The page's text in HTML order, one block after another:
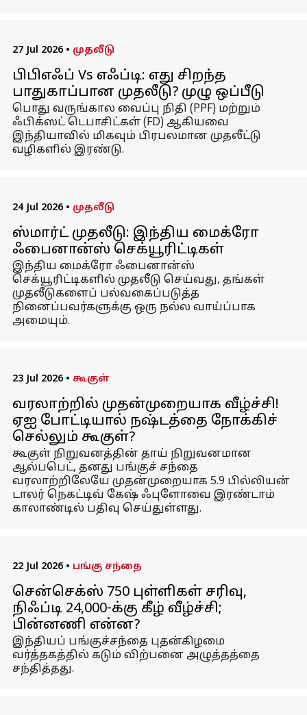
27 Jul 2026 • முதலீடு
பிபிஎஃப் Vs எஃப்டி: எது சிறந்த
பாதுகாப்பான முதலீடு? முழு ஒப்பீடு
பொது வருங்கால வைப்பு நிதி (PPF) மற்றும்
ஃபிக்ஸட் டெபாசிட்கள் (FD) ஆகியவை
இந்தியாவில் மிகவும் பிரபலமான முதலீட்டு
வழிகளில் இரண்டு.
24 Jul 2026 • முதலீடு
ஸ்மார்ட் முதலீடு: இந்திய மைக்ரோ
ஃபைனான்ஸ் செக்யூரிட்டிகள்
இந்திய மைக்ரோ ஃபைனான்ஸ்
செக்யூரிட்டிகளில் முதலீடு செய்வது, தங்கள்
முதலீடுகளைப் பல்வகைப்படுத்த
நினைப்பவர்களுக்கு ஒரு நல்ல வாய்ப்பாக
அமையும்.
23 Jul 2026 • கூகுள்
வரலாற்றில் முதன்முறையாக வீழ்ச்சி!
ஏஐ போட்டியால் நஷ்டத்தை நோக்கிச்
செல்லும் கூகுள்?
கூகுள் நிறுவனத்தின் தாய் நிறுவனமான
ஆல்பபெட், தனது பங்குச் சந்தை
வரலாற்றிலேயே முதன்முறையாக 5.9 பில்லியன்
டாலர் நெகட்டிவ் கேஷ் ஃபுளோவை இரண்டாம்
காலாண்டில் பதிவு செய்துள்ளது.
22 Jul 2026 • பங்கு சந்தை
சென்செக்ஸ் 750 புள்ளிகள் சரிவு,
நிஃப்டி 24,000-க்கு கீழ் வீழ்ச்சி;
பின்னணி என்ன?
இந்தியப் பங்குச்சந்தை புதன்கிழமை
வர்த்தகத்தில் கடும் விற்பனை அழுத்தத்தை
சந்தித்தது.